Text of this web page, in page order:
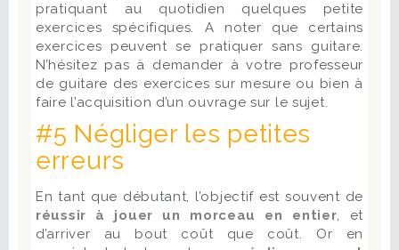
pratiquant au quotidien quelques petite
exercices spécifiques. A noter que certains
exercices peuvent se pratiquer sans guitare.
N’hésitez pas à demander à votre professeur
de guitare des exercices sur mesure ou bien à
faire l’acquisition d’un ouvrage sur le sujet.
#5 Négliger les petites
erreurs
En tant que débutant, l’objectif est souvent de
réussir à jouer un morceau en entier, et
d’arriver au bout coût que coût. Or en